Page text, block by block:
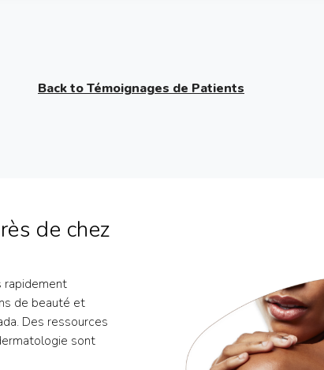
Back to Témoignages de Patients
de chez
rapidement
de beauté et
Des ressources
sont